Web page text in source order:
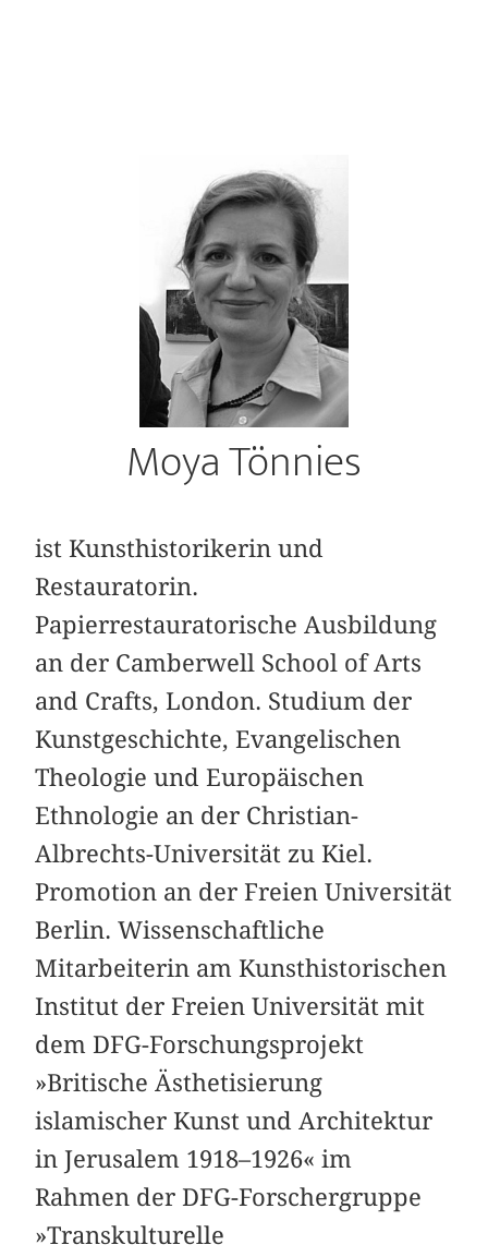
Moya Tönnies
ist Kunsthistorikerin und
Restauratorin.
Papierrestauratorische Ausbildung
an der Camberwell School of Arts
and Crafts, London. Studium der
Kunstgeschichte, Evangelischen
Theologie und Europäischen
Ethnologie an der Christian-
Albrechts-Universität zu Kiel.
Promotion an der Freien Universität
Berlin. Wissenschaftliche
Mitarbeiterin am Kunsthistorischen
Institut der Freien Universität mit
dem DFG-Forschungsprojekt
»Britische Ästhetisierung
islamischer Kunst und Architektur
in Jerusalem 1918–1926« im
Rahmen der DFG-Forschergruppe
»Transkulturelle